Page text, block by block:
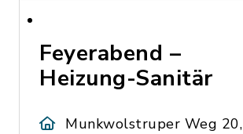
Feyerabend –
Heizung-Sanitär
Munkwolstruper Weg 20,